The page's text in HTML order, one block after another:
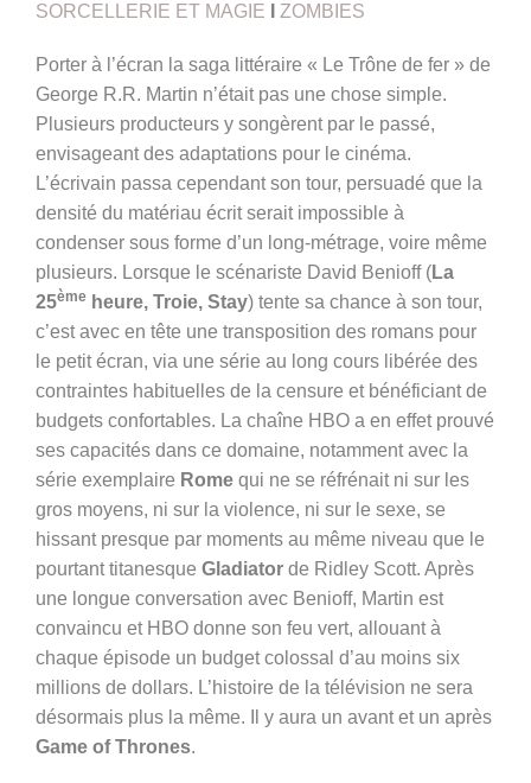
SORCELLERIE ET MAGIE
ZOMBIES
Porter à l’écran la saga littéraire « Le Trône de fer » de
George R.R. Martin n’était pas une chose simple.
Plusieurs producteurs y songèrent par le passé,
envisageant des adaptations pour le cinéma.
L’écrivain passa cependant son tour, persuadé que la
densité du matériau écrit serait impossible à
condenser sous forme d’un long-métrage, voire même
plusieurs. Lorsque le scénariste David Benioff (La
25ème heure, Troie, Stay) tente sa chance à son tour,
c’est avec en tête une transposition des romans pour
le petit écran, via une série au long cours libérée des
contraintes habituelles de la censure et bénéficiant de
budgets confortables. La chaîne HBO a en effet prouvé
ses capacités dans ce domaine, notamment avec la
série exemplaire Rome qui ne se réfrénait ni sur les
gros moyens, ni sur la violence, ni sur le sexe, se
hissant presque par moments au même niveau que le
pourtant titanesque Gladiator de Ridley Scott. Après
une longue conversation avec Benioff, Martin est
convaincu et HBO donne son feu vert, allouant à
chaque épisode un budget colossal d’au moins six
millions de dollars. L’histoire de la télévision ne sera
désormais plus la même. Il y aura un avant et un après
Game of Thrones.